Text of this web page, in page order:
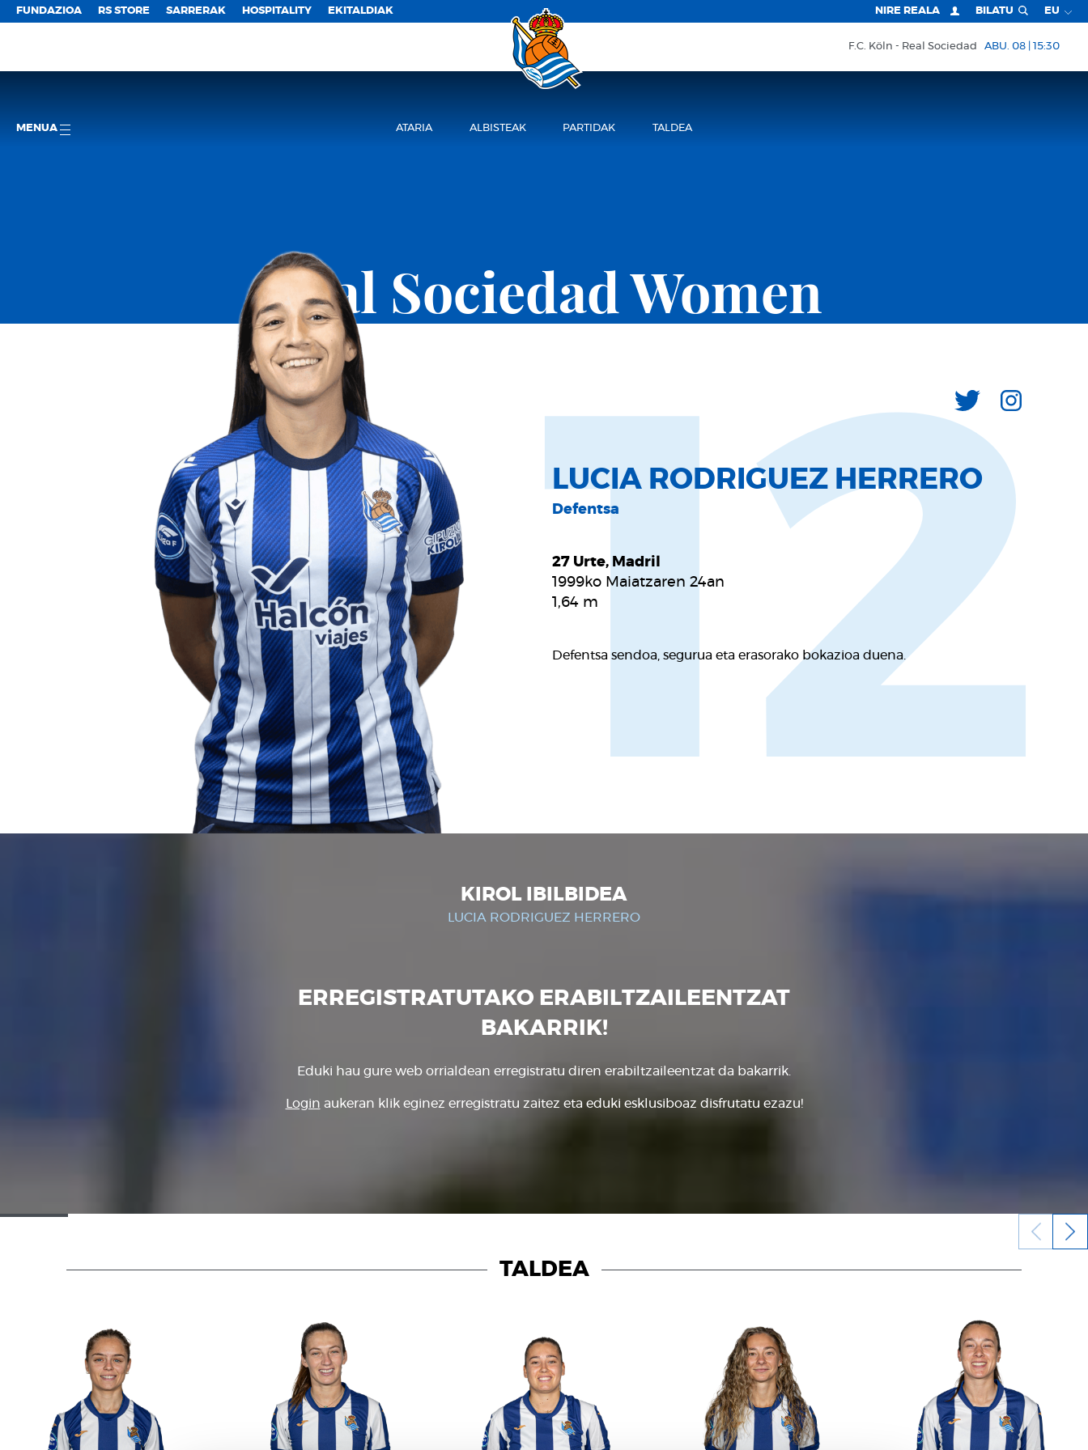
FUNDAZIOA RS STORE SARRERAK HOSPITALITY EKITALDIAK NIRE REALA BILATU EU
F.C. Köln Real Sociedad ABU. 08 | 15:30
MENUA ATARIA ALBISTEAK PARTIDAK TALDEA
Real Sociedad Women
LUCIA RODRIGUEZ HERRERO
Defentsa
27 Urte, Madril
1999ko Maiatzaren 24an
1,64 m
Defentsa sendoa, segurua eta erasorako bokazioa duena.
12
KIROL IBILBIDEA
LUCIA RODRIGUEZ HERRERO
ERREGISTRATUTAKO ERABILTZAILEENTZAT
BAKARRIK!
Eduki hau gure web orrialdean erregistratu diren erabiltzaileentzat da bakarrik.
Login aukeran klik eginez erregistratu zaitez eta eduki esklusiboaz disfrutatu ezazu!
TALDEA